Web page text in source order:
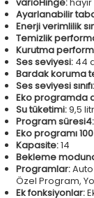
Ayarlanabilir
Enerji verimlilik
Temizlik
Kurutma
Ses seviyesi: 44
Bardak koruma
Ses seviyesi sınıfı:
Eko programda
Su tüketimi:9,5
Program süresi4:
Eko programı
Kapasite:14
Bekleme
Programlar:Auto
Özel Program,
Ek fonksiyonlar: